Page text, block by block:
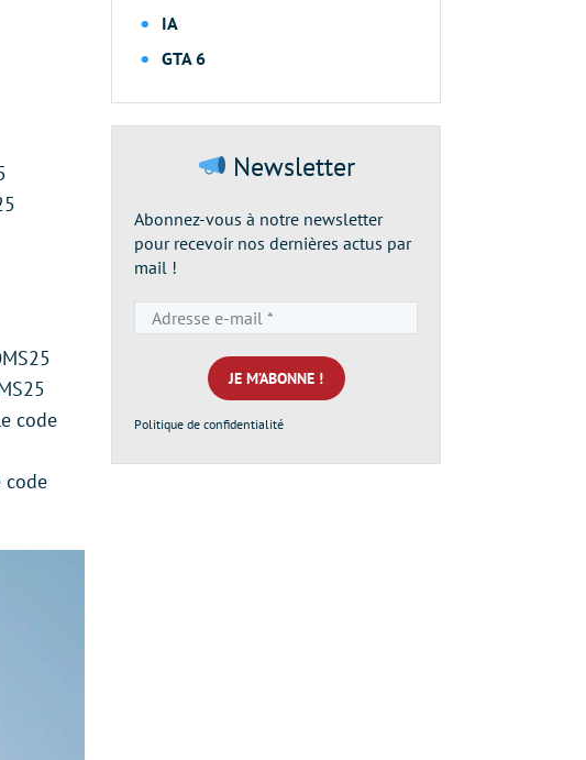
code
code
IA
GTA 6
Newsletter
Abonnez-vous à notre newsletter
pour recevoir nos dernières actus par
mail !
e-
mail
*
Politique de confidentialité